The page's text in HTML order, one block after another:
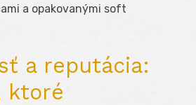
a opakovanými soft
a reputácia:
ktoré